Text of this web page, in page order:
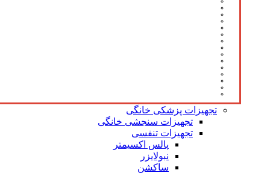
تجهیزات پزشکی خانگی
تجهیزات سنجشی خانگی
تجهیزات تنفسی
پالس اکسیمتر
نبولایزر
ساکشن